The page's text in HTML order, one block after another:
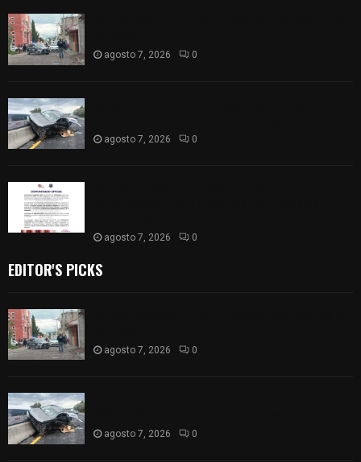
agosto 7, 2026 0
agosto 7, 2026 0
agosto 7, 2026 0
EDITOR'S PICKS
agosto 7, 2026 0
agosto 7, 2026 0